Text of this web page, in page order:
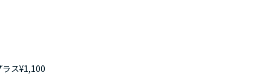
ス¥1,100